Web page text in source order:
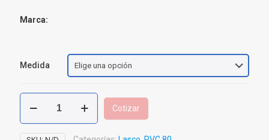
Marca:
Medida
Flanche
PVC
Sch
80
Cotizar